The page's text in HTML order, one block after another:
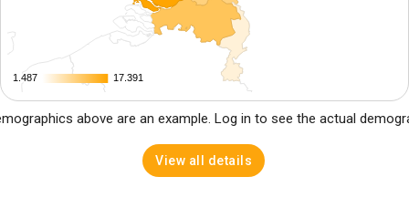
1.487
1.487 17.391
17.391
above are an example. Log in to see the actual
View all details